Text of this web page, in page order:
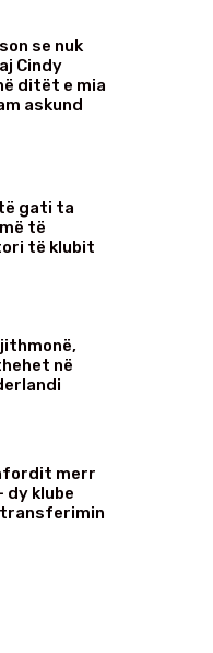
se nuk
Cindy
ditët e mia
askund
gati ta
të
të klubit
në
merr
dy klube
transferimin